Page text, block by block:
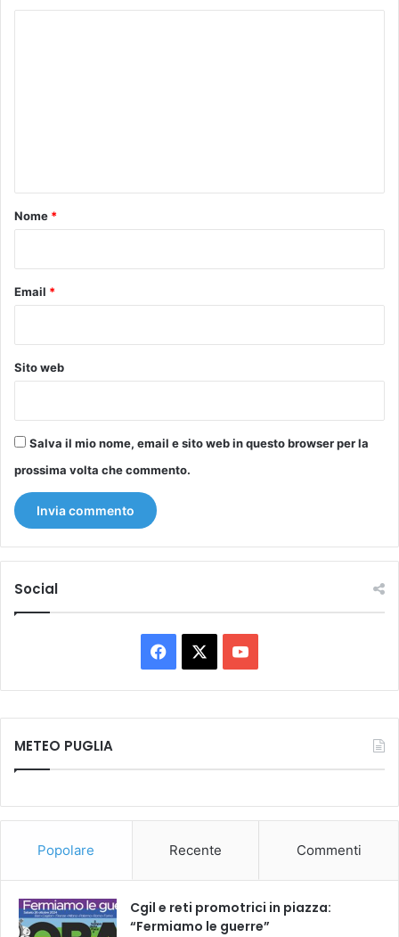
o
Nome *
Email *
Sito web
Salva il mio nome, email e sito web in questo browser per la
prossima volta che commento.
Social
Facebook You
Tube
METEO PUGLIA
Popolare Recente Commenti
Cgil e reti promotrici in piazza:
“Fermiamo le guerre”